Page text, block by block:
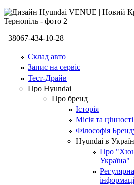
+38067-434-10-28
Склад авто
Запис на сервіс
Тест-Драйв
Про Hyundai
Про бренд
Історія
Місія та цінності
Філософія
Hyundai в
Про
Україна"